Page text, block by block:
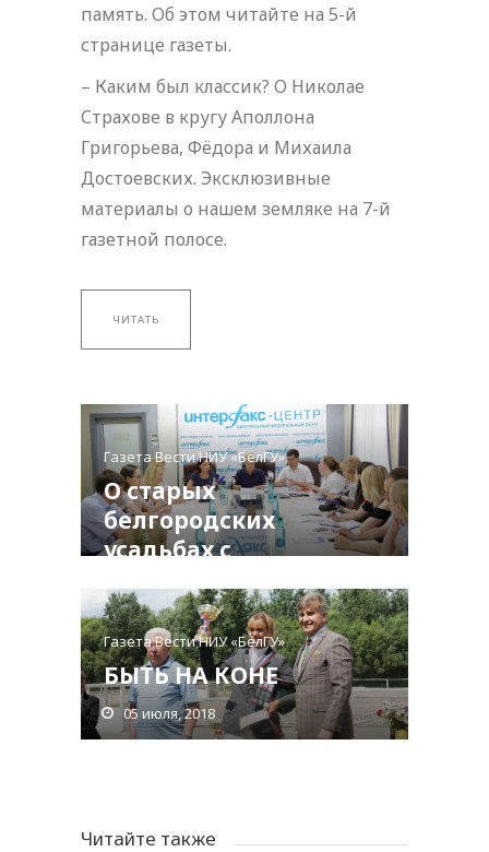
память. Об этом читайте на 5-й
странице газеты.
– Каким был классик? О Николае
Страхове в кругу Аполлона
Григорьева, Фёдора и Михаила
Достоевских. Эксклюзивные
материалы о нашем земляке на 7-й
газетной полосе.
ЧИТАТЬ
Газета Вести НИУ «БелГУ»
О старых
белгородских
усадьбах с
во всём мире
05 июля, 2018
Газета Вести НИУ «БелГУ»
БЫТЬ НА КОНЕ
05 июля, 2018
Читайте также